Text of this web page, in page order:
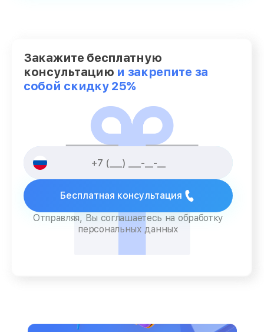
Закажите бесплатную
консультацию и закрепите за
собой скидку 25%
Бесплатная консультация
Отправляя, Вы соглашаетесь на обработку
персональных данных